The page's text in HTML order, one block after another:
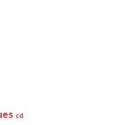
cd